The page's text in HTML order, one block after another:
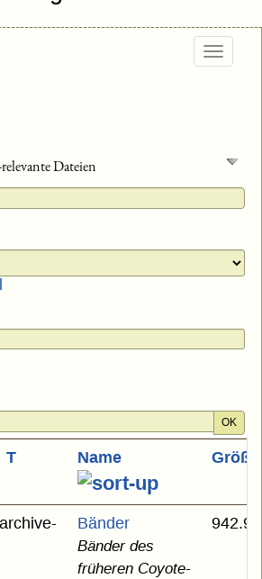
Dateien
OK
T Name Größe
Bänder
Bänder des
früheren Coyote-